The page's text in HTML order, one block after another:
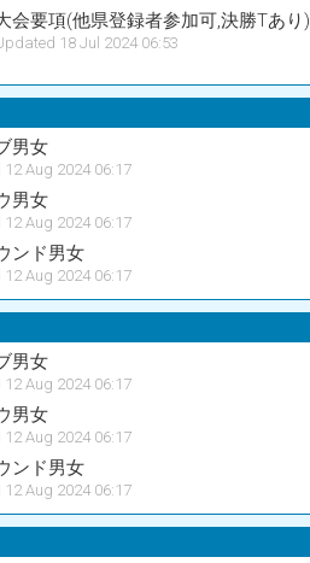
会要項(他県登録者参加可,決勝Tあり)
18 Jul 2024 06:53
男女
Aug 2024 06:17
男女
Aug 2024 06:17
ンド男女
Aug 2024 06:17
男女
Aug 2024 06:17
男女
Aug 2024 06:17
ンド男女
Aug 2024 06:17